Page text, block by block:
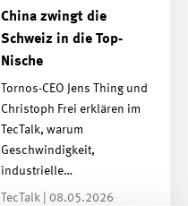
China zwingt die
Schweiz in die Top-
Nische
Tornos-CEO Jens Thing und
Christoph Frei erklären im
TecTalk, warum
Geschwindigkeit,
industrielle…
TecTalk | 08.05.2026